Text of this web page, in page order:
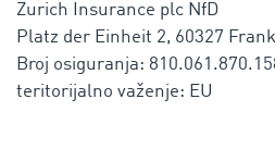
Zurich Insurance plc NfD
Platz der Einheit 2, 60327
Broj osiguranja:
teritorijalno važenje: EU